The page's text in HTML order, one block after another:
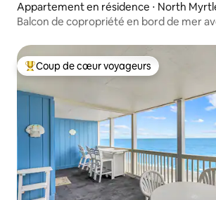
Appartement en résidence ⋅ North
ach
Balcon de copropriété en bord de mer
Coups de cœur voyageurs les plus
Coup de cœur voyageurs